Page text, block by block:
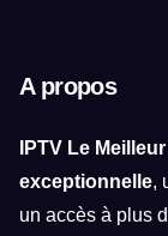
A propos
IPTV Le Meilleur
exceptionnelle,
un accès à plus